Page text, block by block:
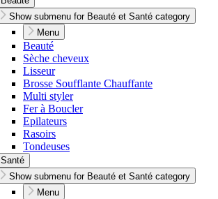
Show submenu for Beauté et Santé category
Menu
Beauté
Sèche cheveux
Lisseur
Brosse Soufflante Chauffante
Multi styler
Fer à Boucler
Epilateurs
Rasoirs
Tondeuses
Santé
Show submenu for Beauté et Santé category
Menu